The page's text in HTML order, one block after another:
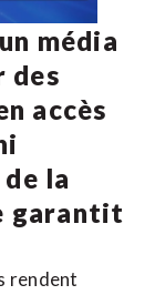
média
des
accès
la
garantit
rendent